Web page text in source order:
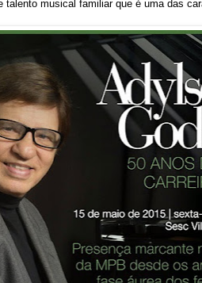
talento musical familiar que é uma das